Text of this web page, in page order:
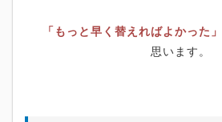
「もっと早く替えればよかった」
思います。